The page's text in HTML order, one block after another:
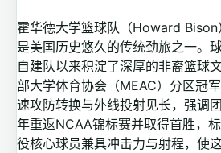
霍华德大学篮球队（Howard Bison
是美国历史悠久的传统劲旅之一。
自建队以来积淀了深厚的非裔篮球
部大学体育协会（MEAC）分区冠
速攻防转换与外线投射见长，强调
年重返NCAA锦标赛并取得首胜，
役核心球员兼具冲击力与射程，使